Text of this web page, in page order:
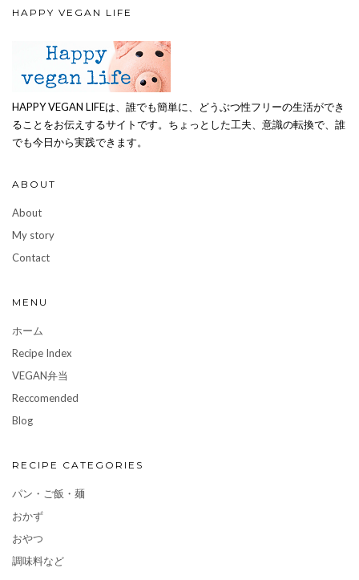
HAPPY VEGAN LIFE
HAPPY VEGAN LIFEは、誰でも簡単に、どうぶつ性フリーの生活ができ
ることをお伝えするサイトです。ちょっとした工夫、意識の転換で、誰
でも今日から実践できます。
ABOUT
About
My story
Contact
MENU
ホーム
Recipe Index
VEGAN弁当
Reccomended
Blog
RECIPE CATEGORIES
パン・ご飯・麺
おかず
おやつ
調味料など